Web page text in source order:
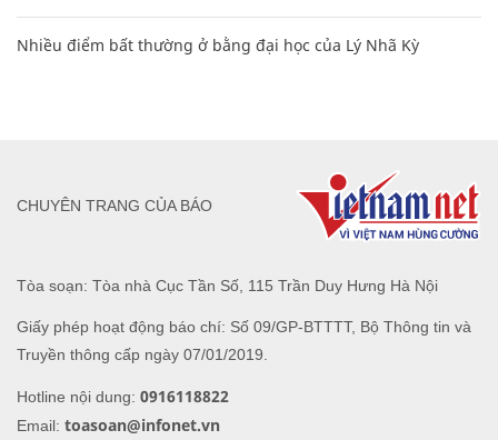
Nhiều điểm bất thường ở bằng đại học của Lý Nhã Kỳ
Tòa soạn: Tòa nhà Cục Tần Số, 115 Trần Duy Hưng Hà Nội
Giấy phép hoạt động báo chí: Số 09/GP-BTTTT, Bộ Thông tin và
Truyền thông cấp ngày 07/01/2019.
Hotline nội dung: 0916118822
Email: toasoan@infonet.vn
CHUYÊN TRANG CỦA BÁO